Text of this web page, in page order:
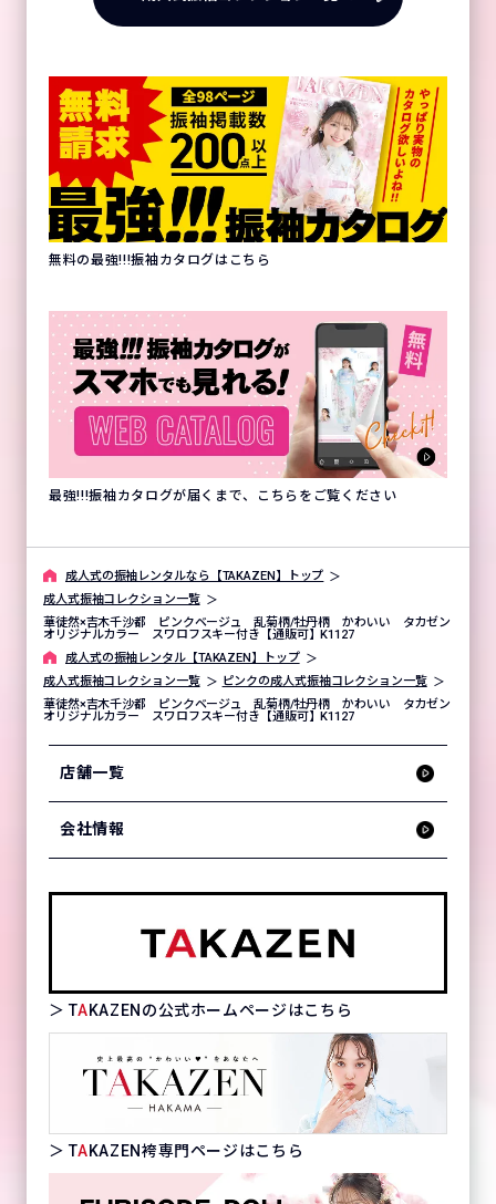
無料の最強!!!振袖カタログはこちら
最強!!!振袖カタログが届くまで、こちらをご覧ください
成⼈式の振袖レンタルなら【TAKAZEN】トップ
成人式振袖コレクション一覧
華徒然×吉木千沙都 ピンクベージュ 乱菊柄/牡丹柄 かわいい タカゼン
オリジナルカラー スワロフスキー付き【通販可】K1127
成⼈式の振袖レンタル【TAKAZEN】トップ
成人式振袖コレクション一覧
ピンクの成人式振袖コレクション一覧
華徒然×吉木千沙都 ピンクベージュ 乱菊柄/牡丹柄 かわいい タカゼン
オリジナルカラー スワロフスキー付き【通販可】K1127
店舗一覧
会社情報
＞ TAKAZENの公式ホームページはこちら
＞ TAKAZEN袴専門ページはこちら